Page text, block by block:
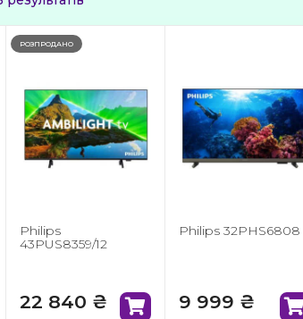
РОЗПРОДАНО
Philips
43PUS8359/12
22 840 ₴
Philips 32PHS6808
9 999 ₴